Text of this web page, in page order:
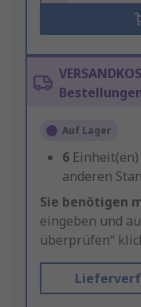
Auf Lager
6
anderen
Sie benötigen
eingeben und
überprüfen“